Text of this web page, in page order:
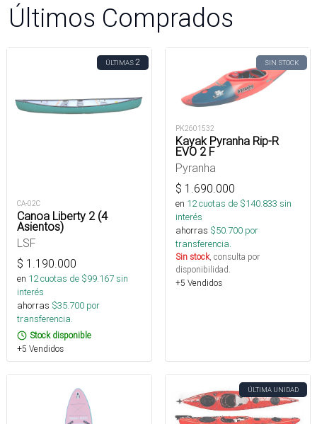
Últimos Comprados
ÚLTIMAS2
CA-02C
Canoa Liberty 2 (4
Asientos)
LSF
$ 1.190.000
en 12cuotas de $99.167sin
interés
ahorras $35.700 por
transferencia.
Stock disponible
+5 Vendidos
SIN STOCK
PK2601532
Kayak Pyranha Rip-R
EVO 2 F
Pyranha
$ 1.690.000
en 12cuotas de $140.833 sin
interés
ahorras $50.700 por
transferencia.
Sin stock, consulta por
disponibilidad.
+5 Vendidos
ÚLTIMA UNIDAD